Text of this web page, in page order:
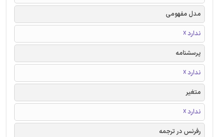
مدل مفهومی
ندارد ☓
پرسشنامه
ندارد ☓
متغیر
ندارد ☓
رفرنس در ترجمه